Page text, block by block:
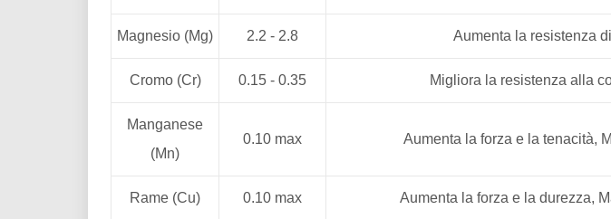
Magnesio (Mg) 2.2 - 2.8 Aumenta la resistenza
Cromo (Cr) 0.15 - 0.35 Migliora la resistenza alla
Manganese
(Mn)
0.10 max Aumenta la forza e la tenacità,
Rame (Cu) 0.10 max Aumenta la forza e la durezza,